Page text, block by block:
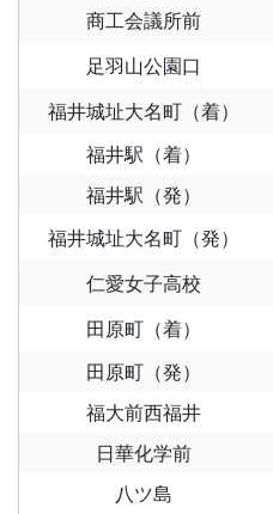
商工会議所前
足羽山公園口
福井城址大名町（着）
福井駅（着）
福井駅（発）
福井城址大名町（発）
仁愛女子高校
田原町（着）
田原町（発）
福大前西福井
日華化学前
八ツ島